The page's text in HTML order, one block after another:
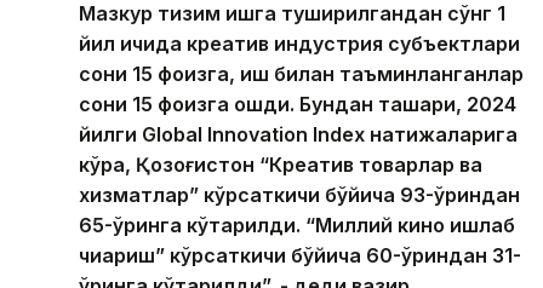
Мазкур тизим ишга туширилгандан сўнг 1
йил ичида креатив индустрия субъектлари
сони 15 фоизга, иш билан таъминланганлар
сони 15 фоизга ошди. Бундан ташқари, 2024
йилги Global Innovation Index натижаларига
кўра, Қозоғистон “Креатив товарлар ва
хизматлар” кўрсаткичи бўйича 93-ўриндан
65-ўринга кўтарилди. “Миллий кино ишлаб
чиқариш” кўрсаткичи бўйича 60-ўриндан 31-